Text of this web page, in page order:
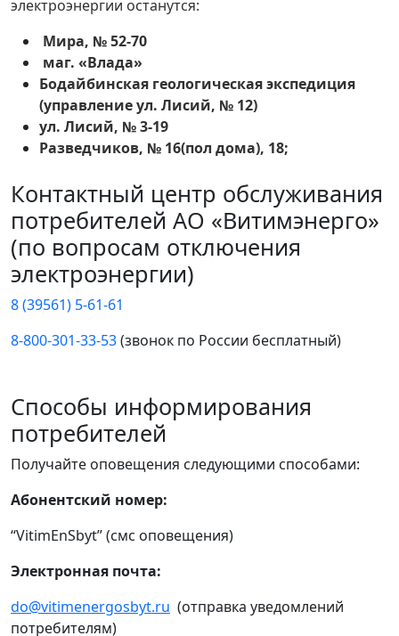
электроэнергии останутся:
Мира, № 52-70
маг. «Влада»
Бодайбинская геологическая экспедиция
(управление ул. Лисий, № 12)
ул. Лисий, № 3-19
Разведчиков, № 16(пол дома), 18;
Контактный центр обслуживания
потребителей АО «Витимэнерго»
(по вопросам отключения
электроэнергии)
8 (39561) 5-61-61
8-800-301-33-53(звонок по России бесплатный)
Способы информирования
потребителей
Получайте оповещения следующими способами:
Абонентский номер:
“VitimEnSbyt” (смс оповещения)
Электронная почта:
do@vitimenergosbyt.ru (отправка уведомлений
потребителям)